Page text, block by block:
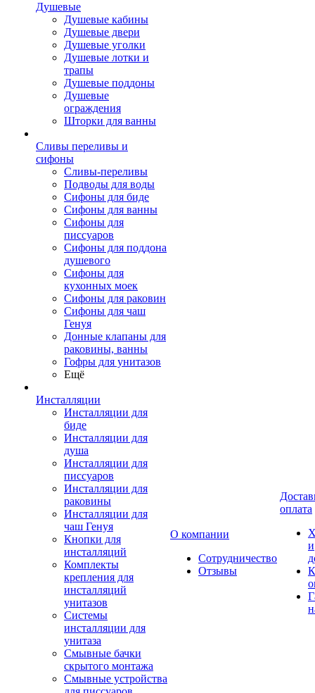
Душевые
Душевые кабины
Душевые двери
Душевые уголки
Душевые лотки и
трапы
Душевые поддоны
Душевые
ограждения
Шторки для ванны
Сливы переливы и
сифоны
Сливы-переливы
Подводы для воды
Сифоны для биде
Сифоны для ванны
Сифоны для
писсуаров
Сифоны для поддона
душевого
Сифоны для
кухонных моек
Сифоны для раковин
Сифоны для чаш
Генуя
Донные клапаны для
раковины, ванны
Гофры для унитазов
Ещё
Инсталляции
Инсталляции для
биде
Инсталляции для
душа
Инсталляции для
писсуаров
Инсталляции для
раковины
Инсталляции для
чаш Генуя
Кнопки для
инсталляций
Комплекты
крепления для
инсталляций
унитазов
Системы
инсталляции для
унитаза
Смывные бачки
скрытого монтажа
Смывные устройства
О компании
Сотрудничество
Отзывы
оплата
и